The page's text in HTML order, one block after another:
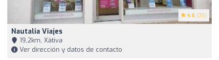
4.6 (35)
Nautalia Viajes
19,2km, Xàtiva
Ver dirección y datos de contacto